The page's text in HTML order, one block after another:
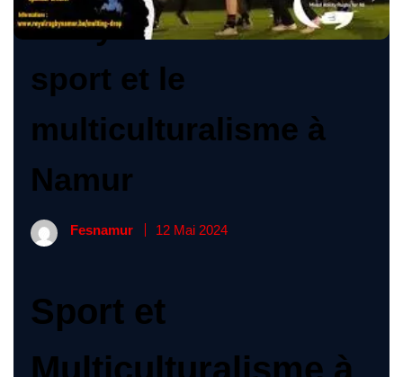
La symbiose entre le
sport et le
multiculturalisme à
Namur
Fesnamur 12 Mai 2024
Sport et
Multiculturalisme à